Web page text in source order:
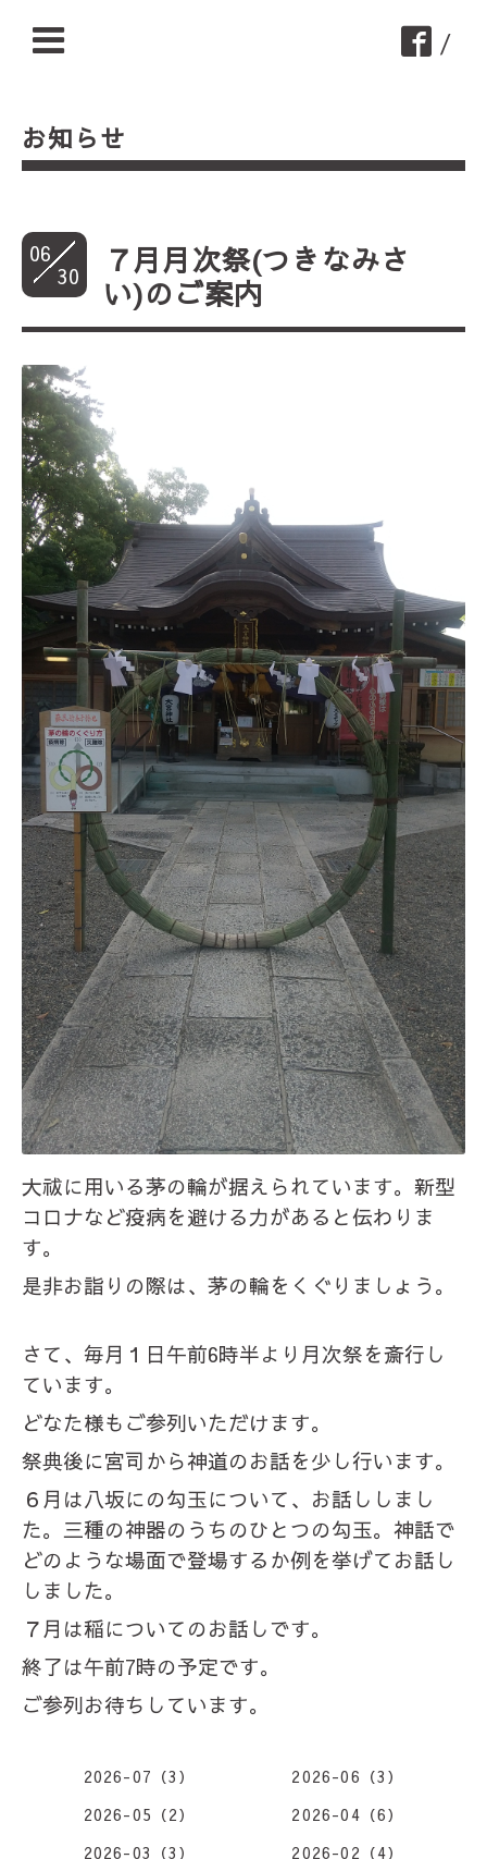
/
お知らせ
06
30
７月月次祭(つきなみさ
い)のご案内
大祓に用いる茅の輪が据えられています。新型
コロナなど疫病を避ける力があると伝わりま
す。
是非お詣りの際は、茅の輪をくぐりましょう。
さて、毎月１日午前6時半より月次祭を斎行し
ています。
どなた様もご参列いただけます。
祭典後に宮司から神道のお話を少し行います。
６月は八坂にの勾玉について、お話ししまし
た。三種の神器のうちのひとつの勾玉。神話で
どのような場面で登場するか例を挙げてお話し
しました。
７月は稲についてのお話しです。
終了は午前7時の予定です。
ご参列お待ちしています。
2026-07（3）
2026-06（3）
2026-05（2）
2026-04（6）
2026-03（3）
2026-02（4）